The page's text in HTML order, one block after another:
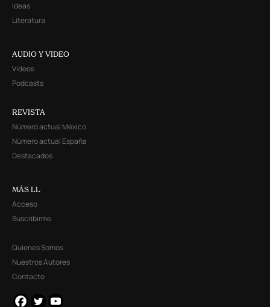
Ideas
Literatura
AUDIO Y VIDEO
Videos
Podcasts
REVISTA
Número actual México
Número actual España
Destacados
MÁS LL
Acceso
Suscribirme
Quienes Somos
Nuestros Autores
Contacto